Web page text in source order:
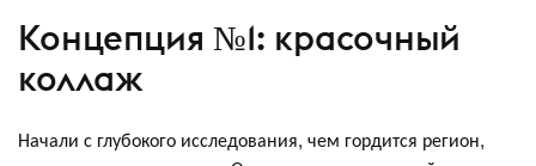
Концепция №1: красочный
коллаж
Начали с глубокого исследования, чем гордится регион,